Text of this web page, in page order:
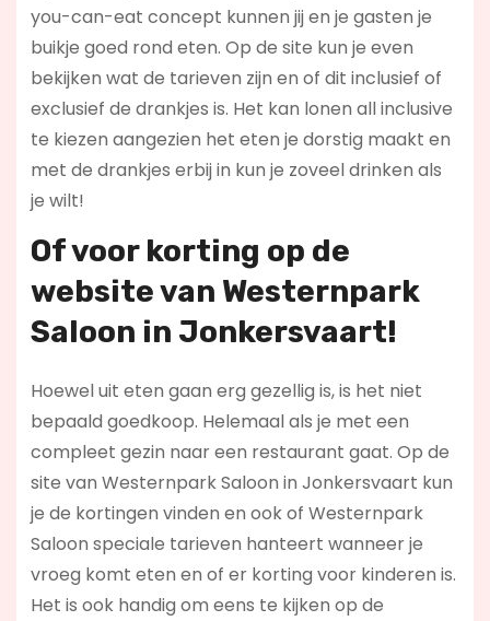
you-can-eat concept kunnen jij en je gasten je
buikje goed rond eten. Op de site kun je even
bekijken wat de tarieven zijn en of dit inclusief of
exclusief de drankjes is. Het kan lonen all inclusive
te kiezen aangezien het eten je dorstig maakt en
met de drankjes erbij in kun je zoveel drinken als
je wilt!
Of voor korting op de
website van Westernpark
Saloon in Jonkersvaart!
Hoewel uit eten gaan erg gezellig is, is het niet
bepaald goedkoop. Helemaal als je met een
compleet gezin naar een restaurant gaat. Op de
site van Westernpark Saloon in Jonkersvaart kun
je de kortingen vinden en ook of Westernpark
Saloon speciale tarieven hanteert wanneer je
vroeg komt eten en of er korting voor kinderen is.
Het is ook handig om eens te kijken op de